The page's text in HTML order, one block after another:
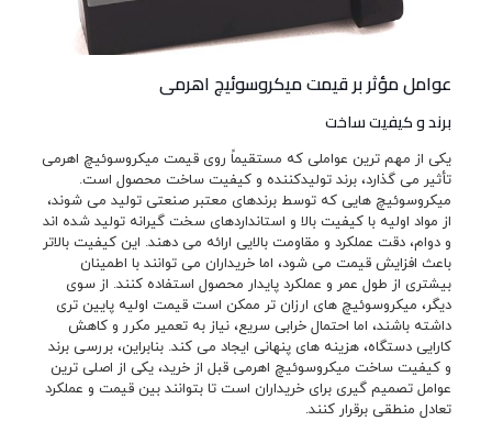
عوامل مؤثر بر قیمت میکروسوئیچ اهرمی
برند و کیفیت ساخت
یکی از مهم ترین عواملی که مستقیماً روی قیمت میکروسوئیچ اهرمی
تأثیر می گذارد، برند تولیدکننده و کیفیت ساخت محصول است.
میکروسوئیچ هایی که توسط برندهای معتبر صنعتی تولید می شوند،
از مواد اولیه با کیفیت بالا و استانداردهای سخت گیرانه تولید شده اند
و دوام، دقت عملکرد و مقاومت بالایی ارائه می دهند. این کیفیت بالاتر
باعث افزایش قیمت می شود، اما خریداران می توانند با اطمینان
بیشتری از طول عمر و عملکرد پایدار محصول استفاده کنند. از سوی
دیگر، میکروسوئیچ های ارزان تر ممکن است قیمت اولیه پایین تری
داشته باشند، اما احتمال خرابی سریع، نیاز به تعمیر مکرر و کاهش
کارایی دستگاه، هزینه های پنهانی ایجاد می کند. بنابراین، بررسی برند
و کیفیت ساخت میکروسوئیچ اهرمی قبل از خرید، یکی از اصلی ترین
عوامل تصمیم گیری برای خریداران است تا بتوانند بین قیمت و عملکرد
تعادل منطقی برقرار کنند.